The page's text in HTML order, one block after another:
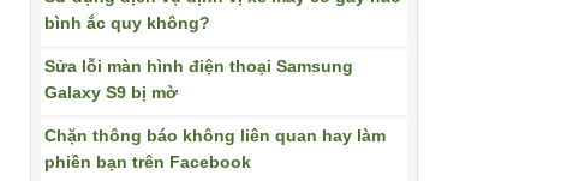
bình ắc quy không?
Sửa lỗi màn hình điện thoại Samsung
Galaxy S9 bị mờ
Chặn thông báo không liên quan hay làm
phiền bạn trên Facebook